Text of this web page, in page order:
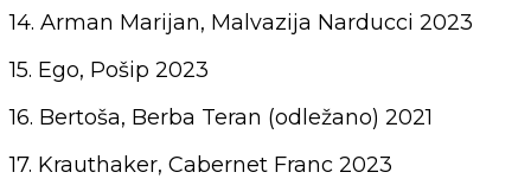
14. Arman Marijan, Malvazija Narducci 2023
15. Ego, Pošip 2023
16. Bertoša, Berba Teran (odležano) 2021
17. Krauthaker, Cabernet Franc 2023